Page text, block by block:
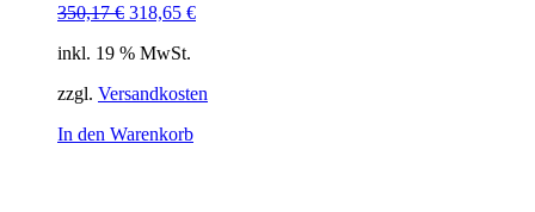
350,17€ Ursprünglicher
war:
318,65 €Aktueller
inkl. 19 % MwSt.
zzgl. Versandkosten
In den Warenkorb